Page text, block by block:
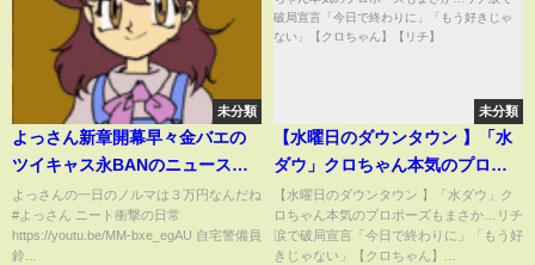
未分類
よっさん新章開幕早々金バエの
ツイキャス永BANのニュースが
飛び込んだ
よっさんの一日のノルマは３万円なんだね
#よっさん ニート衝撃の日常
https://youtu.be/MM-bxe_egAU 自宅警備員
鈴...
未分類
【水曜日のダウンタウン 】「水
ダウ」クロちゃん本気のプロポ
ーズもまさか…リチ涙で破局宣
言「今日で終わりに」「もう好
きじゃない」【クロちゃん】
【水曜日のダウンタウン 】「水ダウ」ク
ロちゃん本気のプロポーズもまさか…リチ
涙で破局宣言「今日で終わりに」「もう好
きじゃない」【クロちゃん】...